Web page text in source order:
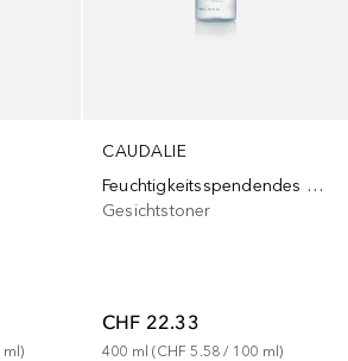
ml)
CAUDALIE
Feuchtigkeitsspendendes Gesichtstonic
Gesichtstoner
CHF 22.33
400 ml (CHF 5.58 / 100 ml)